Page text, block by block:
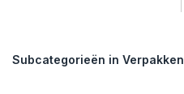
Subcategorieën in Verpakken